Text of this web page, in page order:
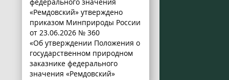
«Ремдовский» утверждено
приказом Минприроды России
от 23.06.2026 № 360
«Об утверждении Положения о
государственном природном
заказнике федерального
значения «Ремдовский»